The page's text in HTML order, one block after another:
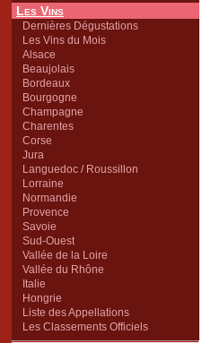
Les Vins
Dernières Dégustations
Les Vins du Mois
Alsace
Beaujolais
Bordeaux
Bourgogne
Champagne
Charentes
Corse
Jura
Languedoc / Roussillon
Lorraine
Normandie
Provence
Savoie
Sud-Ouest
Vallée de la Loire
Vallée du Rhône
Italie
Hongrie
Liste des Appellations
Les Classements Officiels